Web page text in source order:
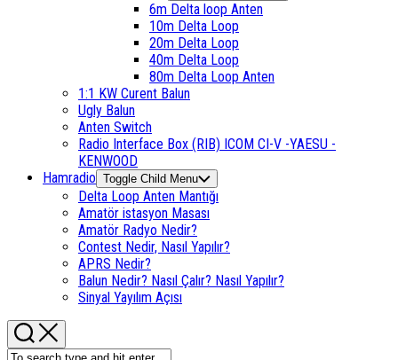
6m Delta loop Anten
10m Delta Loop
20m Delta Loop
40m Delta Loop
80m Delta Loop Anten
1:1 KW Curent Balun
Ugly Balun
Anten Switch
Radio Interface Box (RIB) ICOM CI-V -YAESU -
KENWOOD
Hamradio Toggle Child Menu
Delta Loop Anten Mantığı
Amatör istasyon Masası
Amatör Radyo Nedir?
Contest Nedir, Nasıl Yapılır?
APRS Nedir?
Balun Nedir? Nasıl Çalır? Nasıl Yapılır?
Sinyal Yayılım Açısı